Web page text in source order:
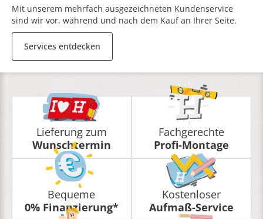
Mit unserem mehrfach ausgezeichneten Kundenservice
sind wir vor, während und nach dem Kauf an Ihrer Seite.
Services entdecken
Lieferung zum
Wunschtermin
Fachgerechte
Profi-Montage
Bequeme
0% Finanzierung*
Kostenloser
Aufmaß-Service